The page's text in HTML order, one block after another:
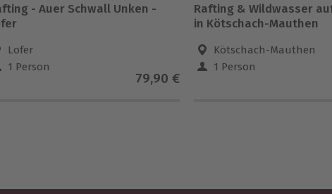
Schwall Unken -
Lofer
1 Person
79,90 €
Rafting & Wildwasser
in Kötschach-Mauthen
Kötschach-Mauthen
1 Person